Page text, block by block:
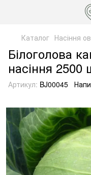
Каталог Насіння
Білоголова
насіння 2500
Артикул: BJ00045